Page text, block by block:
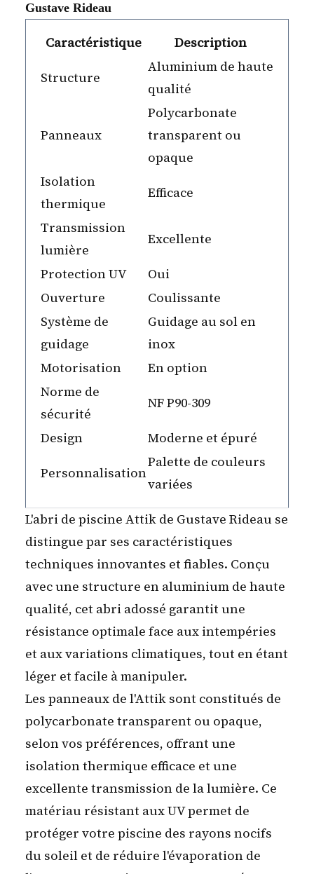
Gustave Rideau
Caractéristique
Description
Structure
Aluminium de haute
qualité
Panneaux
Polycarbonate
transparent ou
opaque
Isolation
thermique
Efficace
Transmission
lumière
Excellente
Protection UV
Oui
Ouverture
Coulissante
Système de
guidage
Guidage au sol en
inox
Motorisation
En option
Norme de
sécurité
NF P90-309
Design
Moderne et épuré
Personnalisation
Palette de couleurs
variées
L'abri de piscine Attik de Gustave Rideau se
distingue par ses caractéristiques
techniques innovantes et fiables. Conçu
avec une structure en aluminium de haute
qualité, cet abri adossé garantit une
résistance optimale face aux intempéries
et aux variations climatiques, tout en étant
léger et facile à manipuler.
Les panneaux de l'Attik sont constitués de
polycarbonate transparent ou opaque,
selon vos préférences, offrant une
isolation thermique efficace et une
excellente transmission de la lumière. Ce
matériau résistant aux UV permet de
protéger votre piscine des rayons nocifs
du soleil et de réduire l'évaporation de